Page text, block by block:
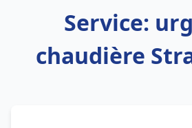
Service:
chaudière